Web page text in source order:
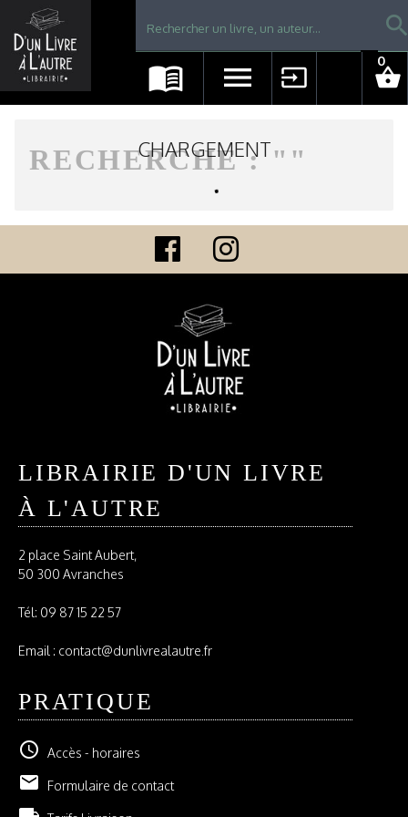
Librairie D'un livre à l'autre - Avranches
menu_book menu input shopping_basket
0
RECHERCHE : " "
CHARGEMENT
LIBRAIRIE D'UN LIVRE
À L'AUTRE
2 place Saint Aubert,
50 300 Avranches
Tél: 09 87 15 22 57
Email : contact@dunlivrealautre.fr
PRATIQUE
schedule Accès - horaires
email Formulaire de contact